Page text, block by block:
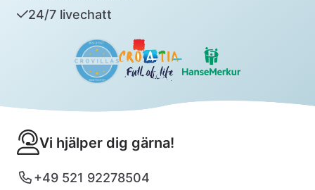
24/7 livechatt
Vi hjälper dig gärna!
+49 521 92278504